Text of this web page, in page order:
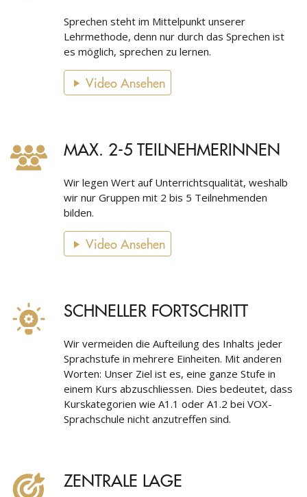
Sprechen steht im Mittelpunkt unserer
Lehrmethode, denn nur durch das Sprechen ist
es möglich, sprechen zu lernen.
Video Ansehen
MAX. 2-5 TEILNEHMERINNEN
Wir legen Wert auf Unterrichtsqualität, weshalb
wir nur Gruppen mit 2 bis 5 Teilnehmenden
bilden.
Video Ansehen
SCHNELLER FORTSCHRITT
Wir vermeiden die Aufteilung des Inhalts jeder
Sprachstufe in mehrere Einheiten. Mit anderen
Worten: Unser Ziel ist es, eine ganze Stufe in
einem Kurs abzuschliessen. Dies bedeutet, dass
Kurskategorien wie A1.1 oder A1.2 bei VOX-
Sprachschule nicht anzutreffen sind.
ZENTRALE LAGE